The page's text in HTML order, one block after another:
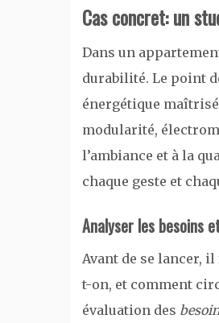
Cas concret: un
Dans un
durabilité. Le point
énergétique
modularité,
l’ambiance et à la
chaque geste et
Analyser les besoins
Avant de se lancer,
t-on, et comment
évaluation des